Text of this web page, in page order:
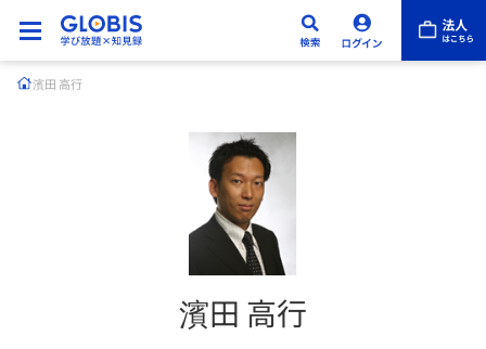
濱田 高行
濱田 高行